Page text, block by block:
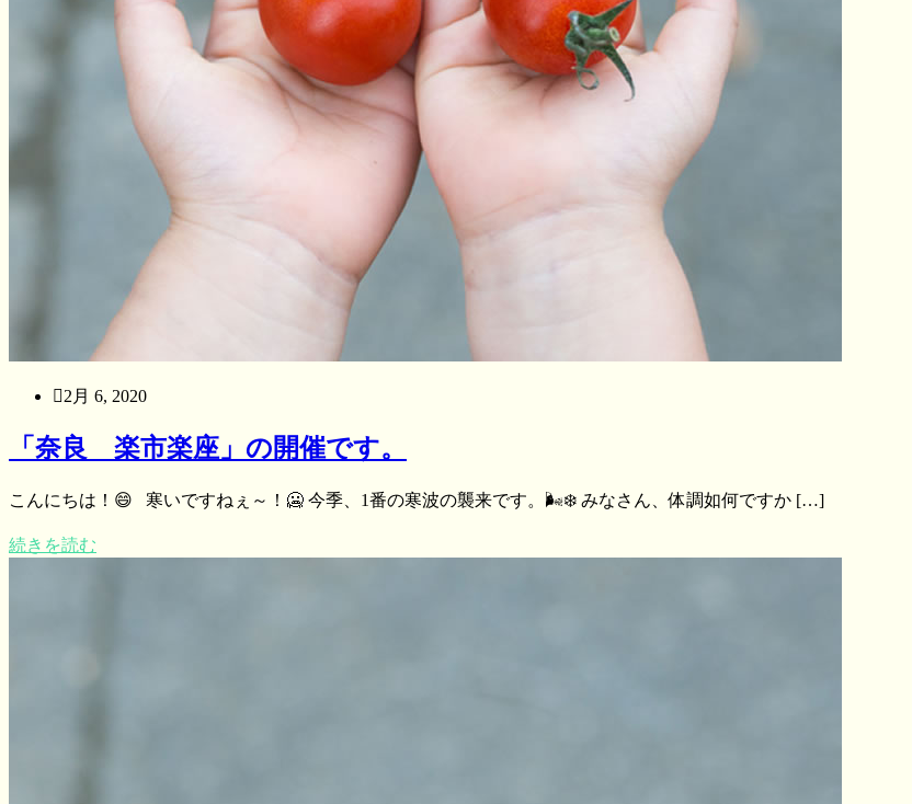
2月 6, 2020
「奈良 楽市楽座」の開催です。
こんにちは！😄 寒いですねぇ～！🥶 今季、1番の寒波の襲来です。🌬❄️ みなさん、体調如何ですか […]
続きを読む